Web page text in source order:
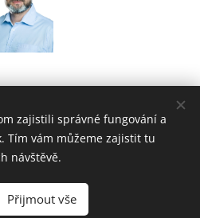
- Zábrdovice, 602 00 |
Webnode
zajistili správné fungování a
Tím vám můžeme zajistit tu
návštěvě.
Přijmout vše